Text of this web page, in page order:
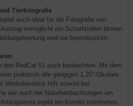
Tierfotografie
auch ideal für die Fotografie von
ermöglicht ein Scharfstellen binnen
wird sie beeindrucken.
den RedCat 51 auch beobachten. Mit dem
praktisch alle gängigen 1,25"-Okulare
Winkeleinblick hilft sowohl bei
wie auch bei Naturbeobachtungen am
ergibt ein korrekt orientiertes